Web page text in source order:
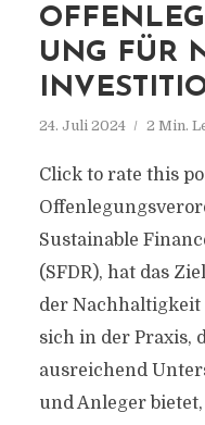
UNG FÜR
24. Juli 2024 2 Min.
Click to rate this
Sustainable
(SFDR), hat das
der Nachhaltigkeit
sich in der Praxis,
ausreichend
und Anleger